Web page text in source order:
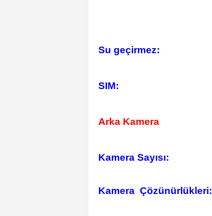
Su geçirmez:
SIM:
Arka Kamera
Kamera Sayısı:
Kamera Çözünürlükleri: